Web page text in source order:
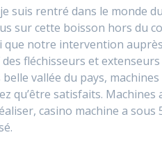
suis rentré dans le monde
sur cette boisson hors du
que notre intervention
fléchisseurs et
vallée du pays,
qu’être satisfaits. Machines
casino machine a